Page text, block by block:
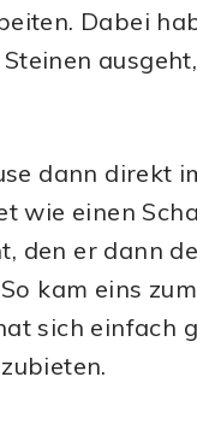
Dabei
dann direkt
wie einen
den er dann
kam eins
sich einfach